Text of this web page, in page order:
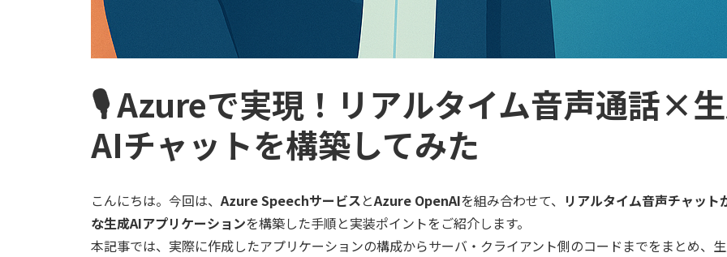
🎙️ Azureで実現！リアルタイム音声通話×
AIチャットを構築してみた
こんにちは。今回は、Azure SpeechサービスとAzure OpenAIを組み合わせて、 リアルタイム音声チャット
な生成AIアプリケーションを構築した手順と実装ポイントをご紹介します。
本記事では、実際に作成したアプリケーションの構成からサーバ・クライアント側のコードまでをまとめ、